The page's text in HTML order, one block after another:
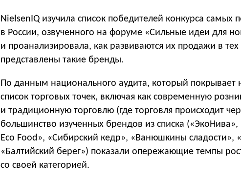
NielsenIQ изучила список победителей конкурса самых
в России, озвученного на форуме «Сильные идеи для
и проанализировала, как развиваются их продажи в тех
представлены такие бренды.
По данным национального аудита, который покрывает
список торговых точек, включая как современную
и традиционную торговлю (где торговля происходит
большинство изученных брендов из списка
Eco Food», «Сибирский кедр», «Ванюшкины сладости»,
«Балтийский берег») показали опережающие темпы
со своей категорией.